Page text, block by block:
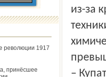
революции 1917
принёсшее
из-за
–